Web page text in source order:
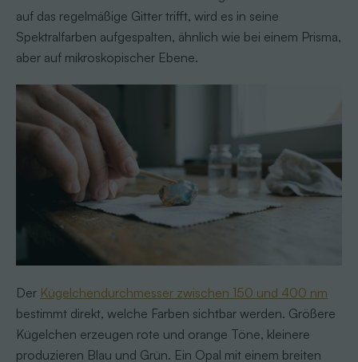
auf das regelmäßige Gitter trifft, wird es in seine
Spektralfarben aufgespalten, ähnlich wie bei einem Prisma,
aber auf mikroskopischer Ebene.
Der Kügelchendurchmesser zwischen 150 und 400 nm
bestimmt direkt, welche Farben sichtbar werden. Größere
Kügelchen erzeugen rote und orange Töne, kleinere
produzieren Blau und Grün. Ein Opal mit einem breiten